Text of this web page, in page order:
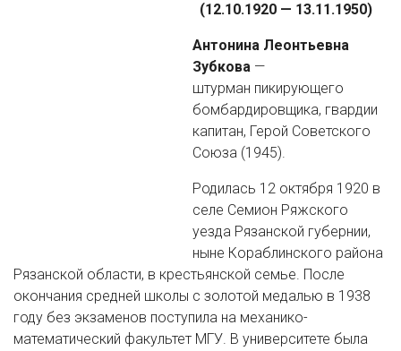
(12.10.1920 — 13.11.1950)
Антонина Леонтьевна
Зубкова —
штурман пикирующего
бомбардировщика, гвардии
капитан, Герой Советского
Союза (1945).
Родилась 12 октября 1920 в
селе Семион Ряжского
уезда Рязанской губернии,
ныне Кораблинского района
Рязанской области, в крестьянской семье. После
окончания средней школы с золотой медалью в 1938
году без экзаменов поступила на механико-
математический факультет МГУ. В университете была